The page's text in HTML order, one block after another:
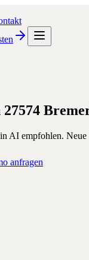
27574
AI empfohlen.
anfragen